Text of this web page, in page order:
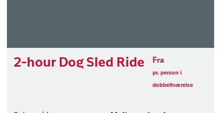
2-hour Dog Sled Ride Fra
pr. person i
dobbeltværelse